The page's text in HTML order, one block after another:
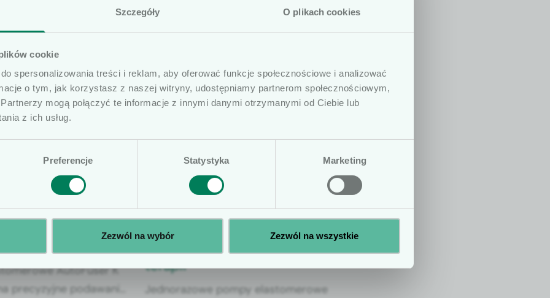
Szczegóły O plikach cookies
cookie
spersonalizowania treści i reklam, aby oferować funkcje społecznościowe i analizować
o tym, jak korzystasz z naszej witryny, udostępniamy partnerom społecznościowym,
mogą połączyć te informacje z innymi danymi otrzymanymi od Ciebie lub
z ich usług.
Preferencje Statystyka Marketing
Zezwól na wybór Zezwól na wszystkie
Medical
K – bezpieczna i
AutoFuser K
precyzyjne podawanie
Pompy elastomerowe
AutoSelector – precyzyjna
infuzja w nowoczesnej
terapii
Jednorazowe pompy elastomerowe
profesjonalnie związanych z dziedziną wyrobów medycznych. W
ofertę do osób wykonujących zawód medyczny, prowadzących
oraz ich pracowników i współpracowników. Podkreślamy,
na naszej stronie nie stanowią porad medycznych ani zaleceń
Tak